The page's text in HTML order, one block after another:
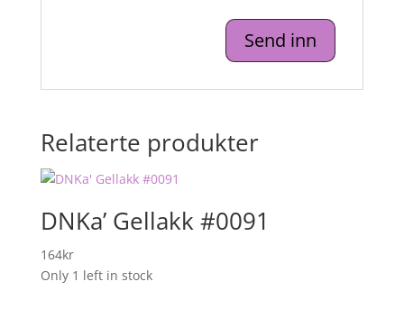
Relaterte produkter
DNKa’ Gellakk #0091
164kr
Only 1 left in stock